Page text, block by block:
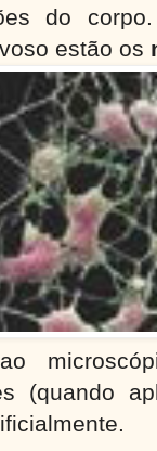
do
estão os
(quando